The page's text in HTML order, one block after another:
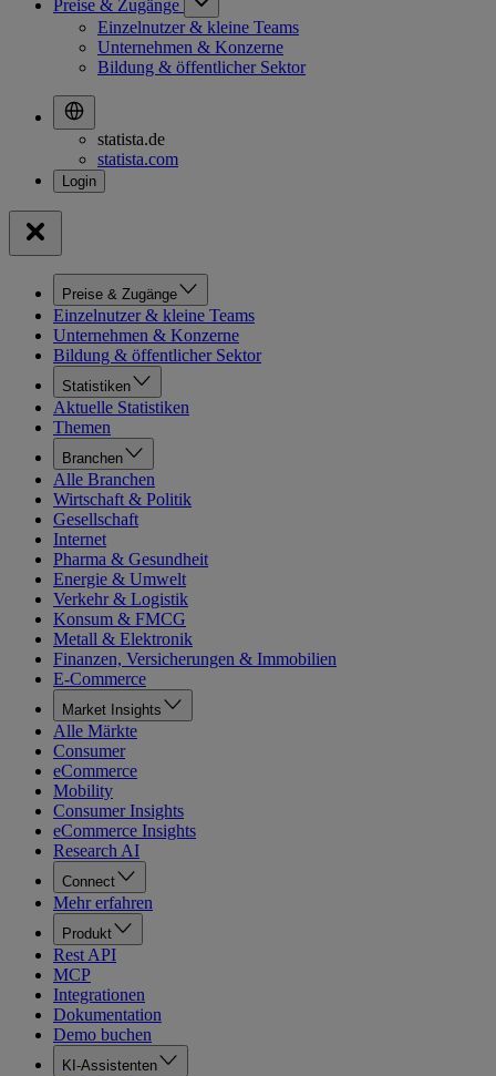
Preise & Zugänge
Einzelnutzer & kleine Teams
Unternehmen & Konzerne
Bildung & öffentlicher Sektor
statista.de
statista.com
Preise & Zugänge
Einzelnutzer & kleine Teams
Unternehmen & Konzerne
Bildung & öffentlicher Sektor
Statistiken
Aktuelle Statistiken
Themen
Branchen
Alle Branchen
Wirtschaft & Politik
Gesellschaft
Internet
Pharma & Gesundheit
Energie & Umwelt
Verkehr & Logistik
Konsum & FMCG
Metall & Elektronik
Finanzen, Versicherungen & Immobilien
E-Commerce
Market Insights
Alle Märkte
Consumer
eCommerce
Mobility
Consumer Insights
eCommerce Insights
Research AI
Connect
Mehr erfahren
Produkt
Rest API
MCP
Integrationen
Dokumentation
Demo buchen
KI-Assistenten